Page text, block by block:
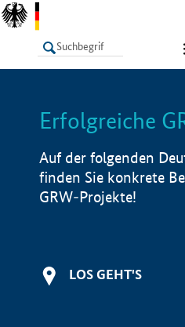
LISTE
Erfolgreiche
Auf der folgenden
finden Sie konkrete
GRW-Projekte!
LOS GEHT'S